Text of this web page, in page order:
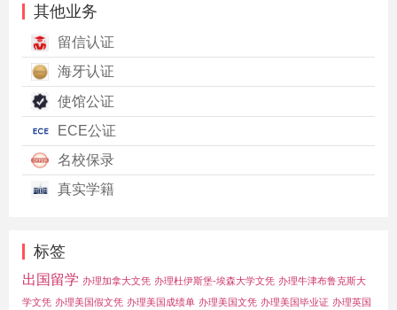
其他业务
留信认证
海牙认证
使馆公证
ECE公证
名校保录
真实学籍
标签
出国留学 办理加拿大文凭 办理杜伊斯堡-埃森大学文凭 办理牛津布鲁克斯大
学文凭 办理美国假文凭 办理美国成绩单 办理美国文凭 办理美国毕业证 办理英国